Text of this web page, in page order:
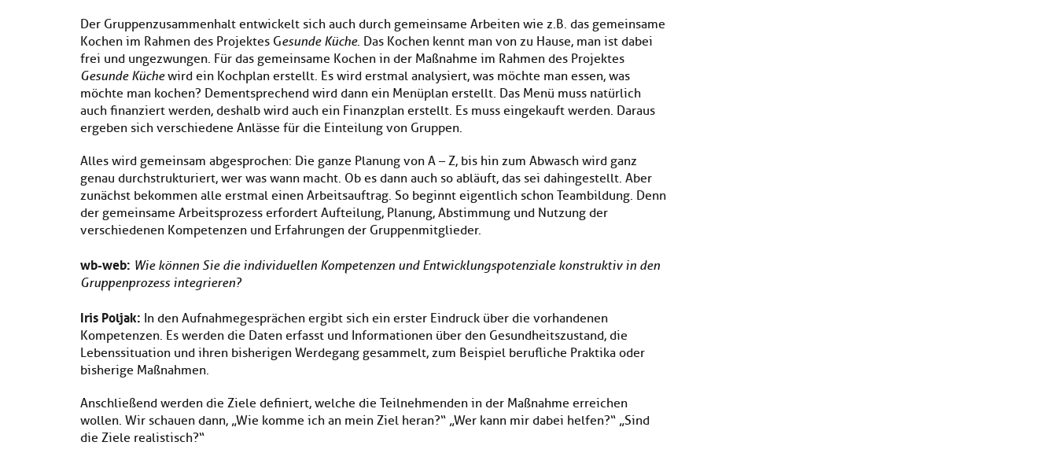
Der Gruppenzusammenhalt entwickelt sich auch durch gemeinsame Arbeiten wie z.B. das gemeinsame
Kochen im Rahmen des Projektes Gesunde Küche. Das Kochen kennt man von zu Hause, man ist dabei
frei und ungezwungen. Für das gemeinsame Kochen in der Maßnahme im Rahmen des Projektes
Gesunde Küchewird ein Kochplan erstellt. Es wird erstmal analysiert, was möchte man essen, was
möchte man kochen? Dementsprechend wird dann ein Menüplan erstellt. Das Menü muss natürlich
auch finanziert werden, deshalb wird auch ein Finanzplan erstellt. Es muss eingekauft werden. Daraus
ergeben sich verschiedene Anlässe für die Einteilung von Gruppen.
Alles wird gemeinsam abgesprochen: Die ganze Planung von A – Z, bis hin zum Abwasch wird ganz
genau durchstrukturiert, wer was wann macht. Ob es dann auch so abläuft, das sei dahingestellt. Aber
zunächst bekommen alle erstmal einen Arbeitsauftrag. So beginnt eigentlich schon Teambildung. Denn
der gemeinsame Arbeitsprozess erfordert Aufteilung, Planung, Abstimmung und Nutzung der
verschiedenen Kompetenzen und Erfahrungen der Gruppenmitglieder.
wb-web: Wie können Sie die individuellen Kompetenzen und Entwicklungspotenziale konstruktiv in den
Gruppenprozess integrieren?
Iris Poljak: In den Aufnahmegesprächen ergibt sich ein erster Eindruck über die vorhandenen
Kompetenzen. Es werden die Daten erfasst und Informationen über den Gesundheitszustand, die
Lebenssituation und ihren bisherigen Werdegang gesammelt, zum Beispiel berufliche Praktika oder
bisherige Maßnahmen.
Anschließend werden die Ziele definiert, welche die Teilnehmenden in der Maßnahme erreichen
wollen. Wir schauen dann, „Wie komme ich an mein Ziel heran?“ „Wer kann mir dabei helfen?“ „Sind
die Ziele realistisch?“